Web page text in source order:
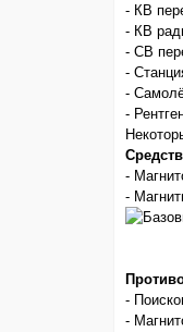
- КВ
- КВ
- СВ
-
-
-
-
-
-
-